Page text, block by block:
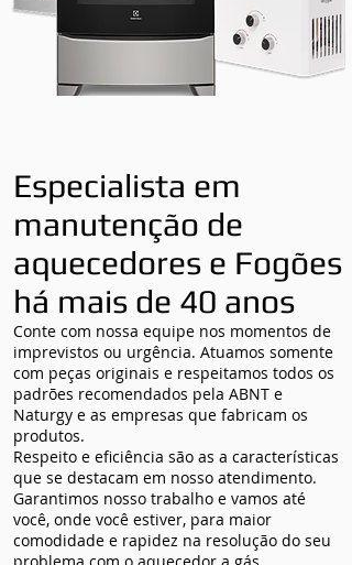
Especialista em
manutenção de
aquecedores e Fogões
há mais de 40 anos
Conte com nossa equipe nos momentos de
imprevistos ou urgência. Atuamos somente
com peças originais e respeitamos todos os
padrões recomendados pela ABNT e
Naturgy e as empresas que fabricam os
produtos.
Respeito e eficiência são as a características
que se destacam em nosso atendimento.
Garantimos nosso trabalho e vamos até
você, onde você estiver, para maior
comodidade e rapidez na resolução do seu